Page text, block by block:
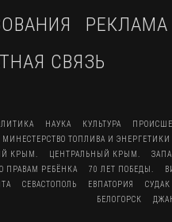
РЕКЛАМА
СВЯЗЬ
НАУКА КУЛЬТУРА
МИНЕСТЕРСТВО ТОПЛИВА И
КРЫМ. ЦЕНТРАЛЬНЫЙ КРЫМ.
ПРАВАМ РЕБЁНКА 70 ЛЕТ ПОБЕДЫ.
СЕВАСТОПОЛЬ ЕВПАТОРИЯ
СУДАК
БЕЛОГОРСК